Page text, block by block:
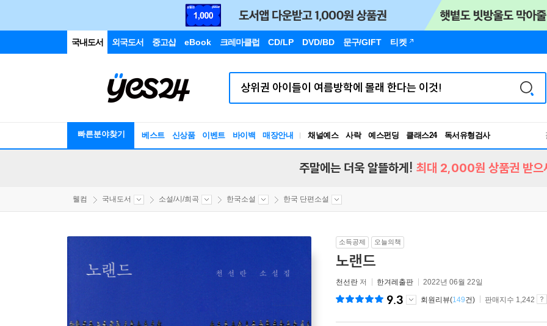
국내도서 외국도서 중고샵 eBook 크레마클럽 CD/LP DVD/BD 문구/GIFT 티켓
빠른분야찾기 베스트 신상품 이벤트 바이백 매장안내 채널예스 사락 예스펀딩 클래스24
RBTI Lab
독서유형검사
주말에는 더욱 알뜰하게! 최대 2,000원 상품권 받으
웰컴 국내도서 소설/시/희곡 한국소설 한국 단편소설
소득공제 오늘의책
노랜드
천선란 저 한겨레출판 2022년 06월 22일
9.3 회원리뷰(149건) 판매지수 1,242